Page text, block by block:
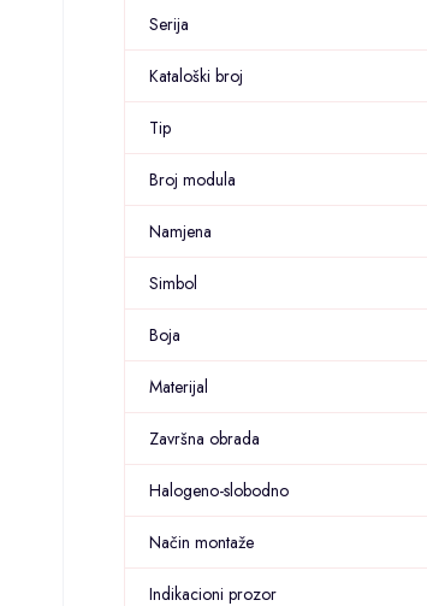
Serija
Kataloški broj
Tip
Broj modula
Namjena
Simbol
Boja
Materijal
Završna obrada
Halogeno-slobodno
Način montaže
Indikacioni prozor